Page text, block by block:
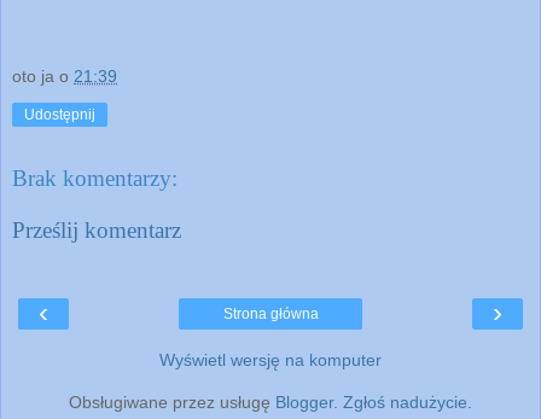
oto ja o 21:39
Udostępnij
Brak komentarzy:
Prześlij komentarz
‹ ›
Strona główna
Wyświetl wersję na komputer
Obsługiwane przez usługę Blogger. Zgłoś nadużycie